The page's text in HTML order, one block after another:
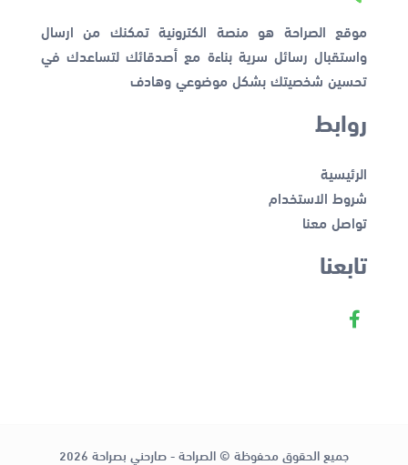
موقع الصراحة هو منصة الكترونية تمكنك من ارسال
واستقبال رسائل سرية بناءة مع أصدقائك لتساعدك في
تحسين شخصيتك بشكل موضوعي وهادف
روابط
الرئيسية
شروط الاستخدام
تواصل معنا
تابعنا
جميع الحقوق محفوظة © الصراحة - صارحني بصراحة 2026